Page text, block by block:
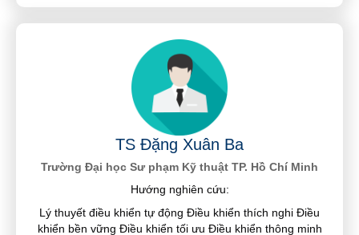
TS Đặng Xuân Ba
Trường Đại học Sư phạm Kỹ thuật TP. Hồ Chí Minh
Hướng nghiên cứu:
Lý thuyết điều khiển tự động Điều khiển thích nghi Điều
khiển bền vững Điều khiển tối ưu Điều khiển thông minh